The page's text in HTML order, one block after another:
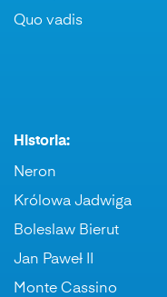
Quo vadis
Historia:
Neron
Królowa Jadwiga
Boleslaw Bierut
Jan Paweł II
Monte Cassino